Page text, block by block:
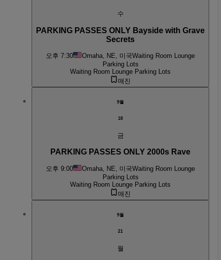
수
PARKING PASSES ONLY Bayside with Grave
Secrets
오후 7:30 Omaha, NE, 미국Waiting Room Lounge
Parking Lots
Waiting Room Lounge Parking Lots
매진
9월
18
금
PARKING PASSES ONLY 2000s Rave
오후 9:00 Omaha, NE, 미국Waiting Room Lounge
Parking Lots
Waiting Room Lounge Parking Lots
매진
9월
21
월